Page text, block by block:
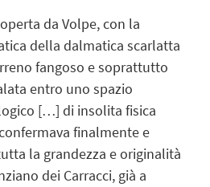
da Volpe, con la
della dalmatica scarlatta
fangoso e soprattutto
entro uno spazio
[…] di insolita fisica
finalmente e
la grandezza e originalità
dei Carracci, già a